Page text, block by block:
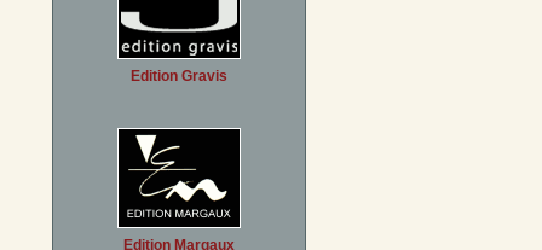
Edition Gravis
Edition Margaux